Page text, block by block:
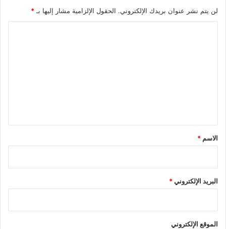
لن يتم نشر عنوان بريدك الإلكتروني. الحقول الإلزامية مشار إليها بـ*
*
الاسم *
البريد الإلكتروني*
الموقع الإلكتروني